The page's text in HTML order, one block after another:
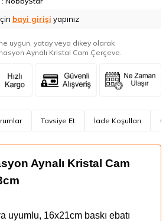
bayi girişi yapınız
uygun, yatay veya dikey olarak
Aynalı Kristal Cam Çerçeve.
Tavsiye Et İade Koşulları
Aynalı Kristal Cam
uyumlu, 16x21cm baskı ebatı